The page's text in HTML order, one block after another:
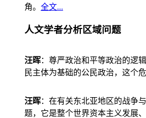
角。 全文...
人文学者分析区域问题
汪晖：尊严政治和平等政治的逻
民主体为基础的公民政治，这个
汪晖：在有关东北亚地区的战争
题，它是整个世界资本主义发展